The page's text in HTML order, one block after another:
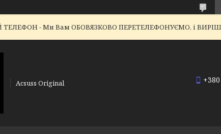
ТЕЛЕФОН - Ми Вам ОБОВЯЗКОВО ПЕРЕТЕЛЕФОНУЄМО, і
Acsuss Original